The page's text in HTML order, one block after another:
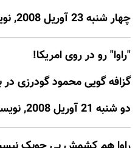
چهار شنبه 23 آوريل 2008, نويسنده: مهدی نیک آیین
"راوا" رو در روی امریکا!
گزافه گویی محمود گودرزی در
دو شنبه 21 آوريل 2008, نويسنده: مهدی نیک آیین